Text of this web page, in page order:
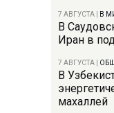
7 АВГУСТА В
В
Иран в
7 АВГУСТА
В
махаллей